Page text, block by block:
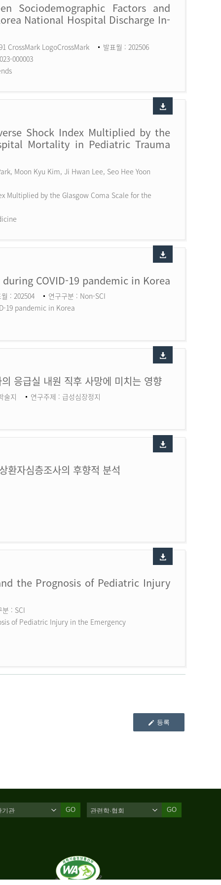
Sociodemographic Factors and
National Hospital Discharge In-
CrossMark LogoCrossMark
발표월 : 202506
000003
Shock Index Multiplied by the
Mortality in Pediatric Trauma
Moon Kyu Kim, Ji Hwan Lee, Seo Hee Yoon
Multiplied by the Glasgow Coma Scale for the
COVID-19 pandemic in Korea
: 202504
연구구분 : Non-SCI
19 pandemic in Korea
응급실 내원 직후 사망에 미치는 영향
술지 연구주제 : 급성심장정지
환자심층조사의 후향적 분석
the Prognosis of Pediatric Injury
분 : SCI
of Pediatric Injury in the Emergency
등록
GO GO